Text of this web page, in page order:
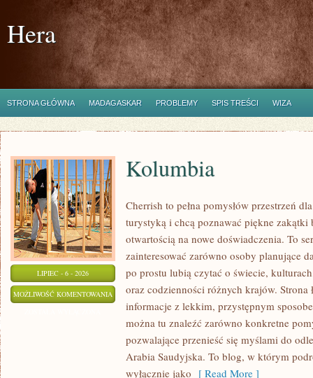
Hera
STRONA GŁÓWNA MADAGASKAR PROBLEMY SPIS TREŚCI WIZA
LIPIEC - 6 - 2026
MOŻLIWOŚĆ KOMENTOWANIA KOLUMBIA
Kolumbia
Cherrish to pełna pomysłów przestrzeń
turystyką i chcą poznawać piękne zakątki
otwartością na nowe doświadczenia. To
zainteresować zarówno osoby planujące
po prostu lubią czytać o świecie,
oraz codzienności różnych krajów. Strona
informacje z lekkim, przystępnym
można tu znaleźć zarówno konkretne
pozwalające przenieść się myślami do
Arabia Saudyjska. To blog, w którym
wyłącznie jako [ Read More ]